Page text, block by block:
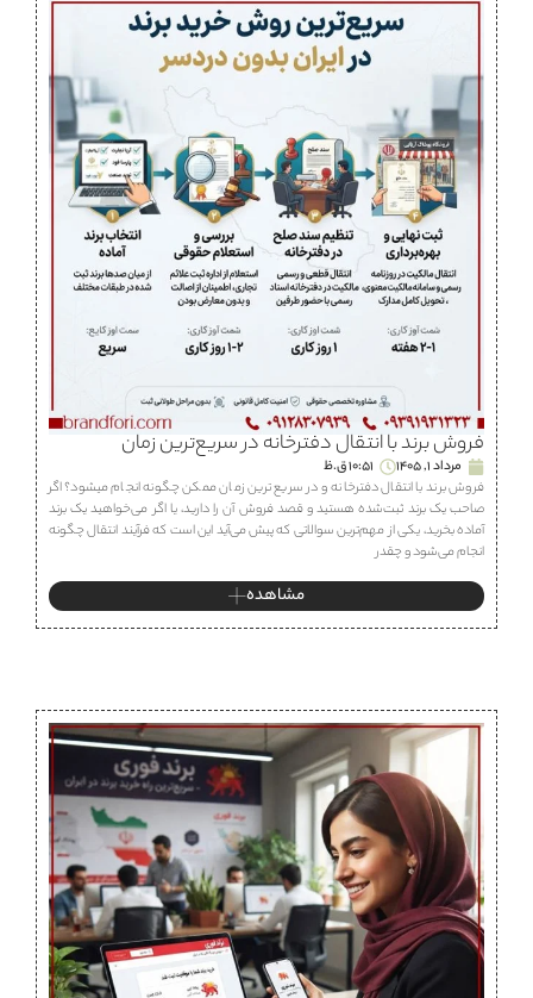
فروش برند با انتقال دفترخانه در سریع‌ترین زمان
مرداد 1, 1405
10:51 ق.ظ
فروش برند با انتقال دفترخانه و در سریع ترین زمان ممکن چگونه انجام میشود؟ اگر
صاحب یک برند ثبت‌شده هستید و قصد فروش آن را دارید، یا اگر می‌خواهید یک برند
آماده بخرید، یکی از مهم‌ترین سوالاتی که پیش می‌آید این است که فرآیند انتقال چگونه
انجام می‌شود و چقدر
مشاهده